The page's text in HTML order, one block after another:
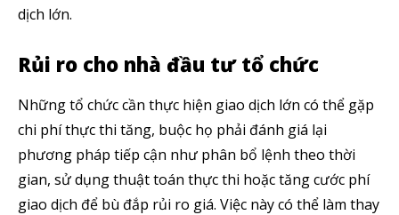
dịch lớn.
Rủi ro cho nhà đầu tư tổ chức
Những tổ chức cần thực hiện giao dịch lớn có thể gặp
chi phí thực thi tăng, buộc họ phải đánh giá lại
phương pháp tiếp cận như phân bổ lệnh theo thời
gian, sử dụng thuật toán thực thi hoặc tăng cước phí
giao dịch để bù đắp rủi ro giá. Việc này có thể làm thay